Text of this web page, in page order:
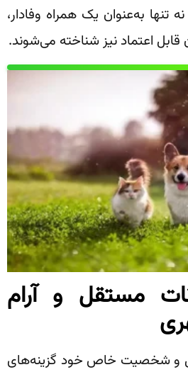
تنها به‌عنوان یک همراه وفادار،
قابل اعتماد نیز شناخته می‌شوند.
مستقل و آرام
و شخصیت خاص خود گزینه‌های